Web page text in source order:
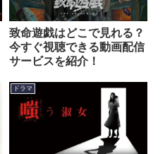
致命遊戯はどこで見れる？
今すぐ視聴できる動画配信
サービスを紹介！
ドラマ